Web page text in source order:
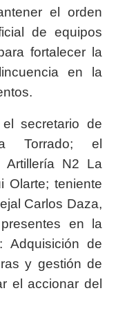
el orden
de equipos
fortalecer la
en la
secretario de
Torrado; el
Artillería N2 La
Olarte; teniente
Carlos Daza,
en la
Adquisición de
y gestión de
el accionar del